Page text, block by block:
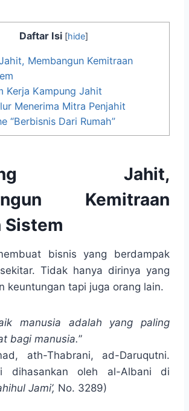
Daftar Isi [hide]
Membangun Kemitraan
Kerja Kampung Jahit
Menerima Mitra Penjahit
“Berbisnis Dari Rumah”
Jahit,
Kemitraan
Sistem
bisnis yang berdampak
Tidak hanya dirinya yang
keuntungan tapi juga orang lain.
manusia adalah yang paling
bagi manusia.”
ath-Thabrani, ad-Daruqutni.
dihasankan oleh al-Albani di
Jami’, No. 3289)